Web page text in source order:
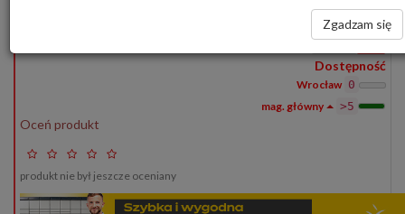
Zgadzam się
1 117,27 zł
Wprowadź
ilość
Dostępność
Wrocław 0
>5
Oceń produkt
produkt nie był jeszcze oceniany